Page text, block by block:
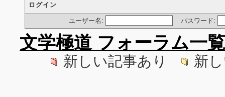
ログイン
ユーザー名: パスワード:
文学極道 フォーラム一
新しい記事あり 新